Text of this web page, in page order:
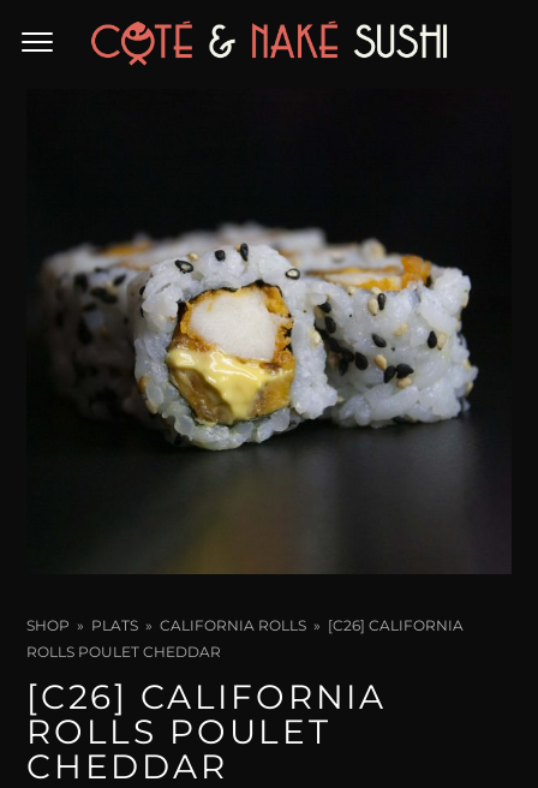
SHOP PLATS CALIFORNIA ROLLS
[C26] CALIFORNIA
ROLLS POULET CHEDDAR
[C26] CALIFORNIA
ROLLS POULET
CHEDDAR